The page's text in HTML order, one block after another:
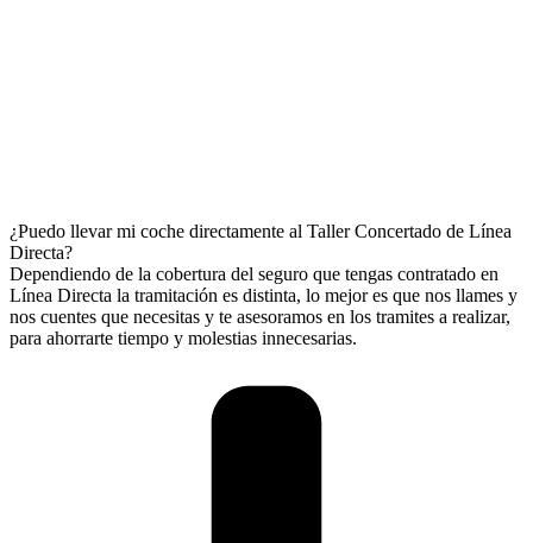
¿Puedo llevar mi coche directamente al Taller Concertado de Línea
Directa?
Dependiendo de la cobertura del seguro que tengas contratado en
Línea Directa la tramitación es distinta, lo mejor es que nos llames y
nos cuentes que necesitas y te asesoramos en los tramites a realizar,
para ahorrarte tiempo y molestias innecesarias.